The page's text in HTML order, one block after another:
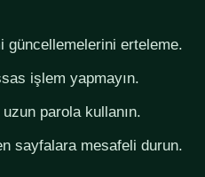
güncellemelerini erteleme.
işlem yapmayın.
parola kullanın.
sayfalara mesafeli durun.